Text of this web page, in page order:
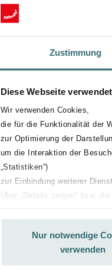
Zustimmung
Diese Webseite
Wir verwenden Cookies,
die für die Funktionalität der
zur Optimierung der
um die Interaktion der
„Statistiken“)
zur Einbindung weiterer
Über „Details zeigen“ bzw.
basierend auf Ihren
Datenschutzerklärung
Nur notwendige
verwenden